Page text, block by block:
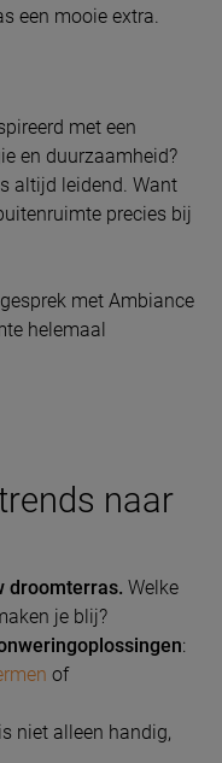
een mooie extra.
met een
en duurzaamheid?
altijd leidend. Want
precies bij
met Ambiance
helemaal
naar
droomterras. Welke
je blij?
:
of
niet alleen handig,